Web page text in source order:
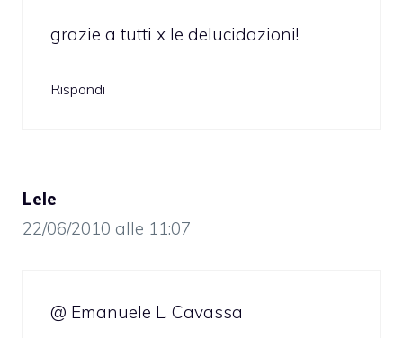
grazie a tutti x le delucidazioni!
Rispondi
Lele
22/06/2010 alle 11:07
@ Emanuele L. Cavassa